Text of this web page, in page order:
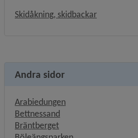
Skidåkning, skidbackar
Andra sidor
Arabiedungen
Bettnessand
Bräntberget